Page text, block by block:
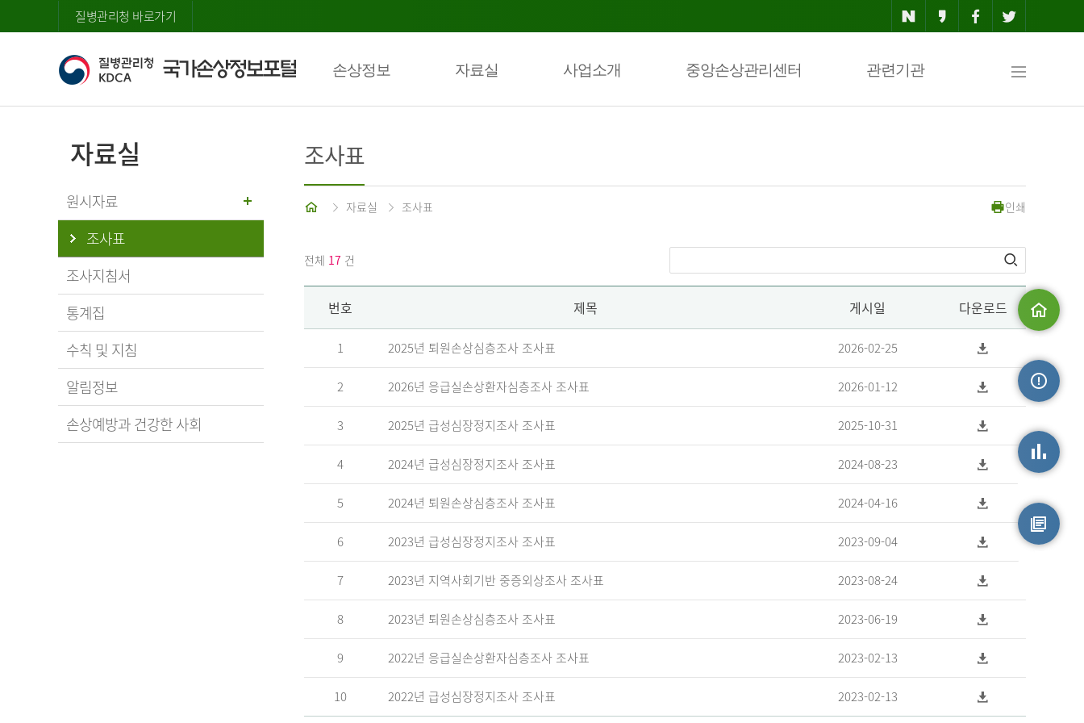
질병관리청 바로가기
손상정보 자료실 사업소개 중앙손상관리센터 관련기관
맵
자료실
원시자료
조사표
조사지침서
통계집
수칙 및 지침
알림정보
손상예방과 건강한 사회
조사표
홈 자료실 조사표 인쇄
전체 17 건
번호 제목 게시일 다운로드
1 2025년 퇴원손상심층조사 조사표 2026-02-25
2 2026년 응급실손상환자심층조사 조사표 2026-01-12
3 2025년 급성심장정지조사 조사표 2025-10-31
4 2024년 급성심장정지조사 조사표 2024-08-23
5 2024년 퇴원손상심층조사 조사표 2024-04-16
6 2023년 급성심장정지조사 조사표 2023-09-04
7 2023년 지역사회기반 중증외상조사 조사표 2023-08-24
8 2023년 퇴원손상심층조사 조사표 2023-06-19
9 2022년 응급실손상환자심층조사 조사표 2023-02-13
10 2022년 급성심장정지조사 조사표 2023-02-13